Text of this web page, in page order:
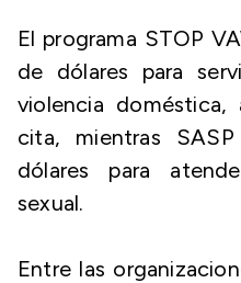
El programa STOP
de dólares para
violencia
cita, mientras
dólares para
sexual.
Entre las